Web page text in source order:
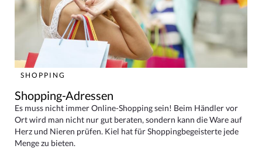
SHOPPING
Shopping-Adressen
Es muss nicht immer Online-Shopping sein! Beim Händler vor
Ort wird man nicht nur gut beraten, sondern kann die Ware auf
Herz und Nieren prüfen. Kiel hat für Shoppingbegeisterte jede
Menge zu bieten.